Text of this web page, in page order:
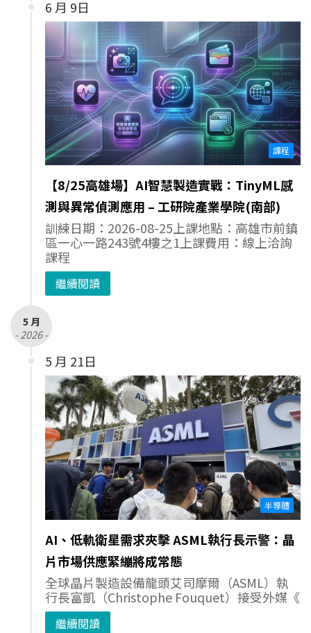
6 月 9日
課程
【8/25高雄場】AI智慧製造實戰：TinyML感
測與異常偵測應用 – 工研院產業學院(南部)
訓練日期：2026-08-25上課地點：高雄市前鎮
區一心一路243號4樓之1上課費用：線上洽詢
課程
繼續閱讀
5 月
- 2026 -
5 月 21日
半導體
AI、低軌衛星需求夾擊 ASML執行長示警：晶
片市場供應緊繃將成常態
全球晶片製造設備龍頭艾司摩爾（ASML）執
行長富凱（Christophe Fouquet）接受外媒《
繼續閱讀